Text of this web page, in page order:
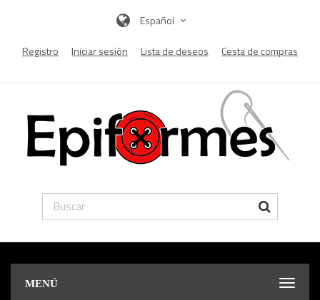
Español
Registro Iniciar sesión Lista de deseos Cesta de compras
MENÚ